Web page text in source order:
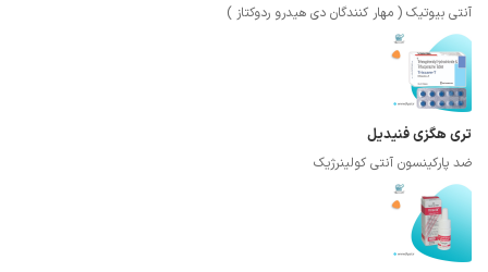
آنتی بیوتیک ( مهار کنندگان دی هیدرو ردوکتاز )
تری هگزی فنیدیل
ضد پارکینسون آنتی کولینرژیک